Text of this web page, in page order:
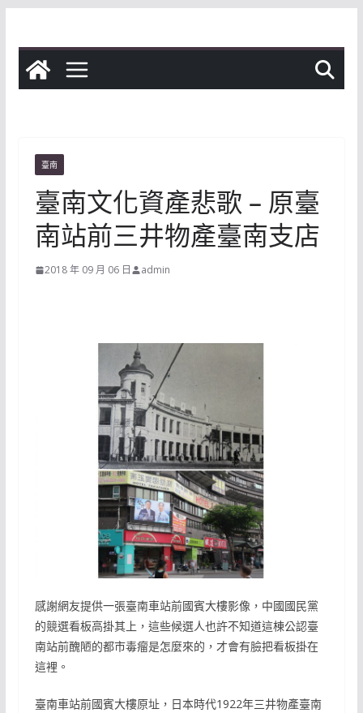
content
臺南
臺南文化資產悲歌 – 原臺
南站前三井物產臺南支店
2018 年 09 月 06 日 admin
感謝網友提供一張臺南車站前國賓大樓影像，中國國民黨
的競選看板高掛其上，這些候選人也許不知道這棟公認臺
南站前醜陋的都市毒瘤是怎麼來的，才會有臉把看板掛在
這裡。
臺南車站前國賓大樓原址，日本時代1922年三井物產臺南